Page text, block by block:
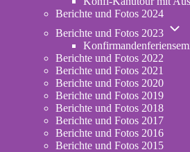
Fotos
2025
Berichte und Fotos 2024
Berichte und Fotos 2023
Berichte und Fotos 2022
Berichte und Fotos 2021
Berichte und Fotos 2020
Berichte und Fotos 2019
Berichte und Fotos 2018
Berichte und Fotos 2017
Berichte und Fotos 2016
Berichte und Fotos 2015